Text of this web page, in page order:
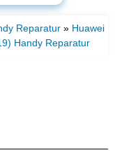
Reparatur » Huawei
Handy Reparatur